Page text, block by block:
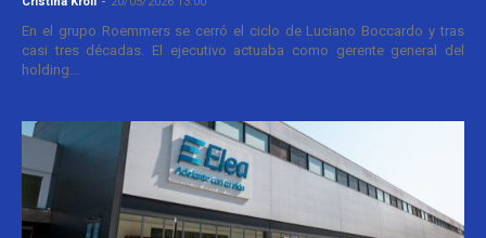
En el grupo Roemmers se cerró el ciclo de Luciano Boccardo y tras
casi tres décadas. El ejecutivo actuaba como gerente general del
holding...